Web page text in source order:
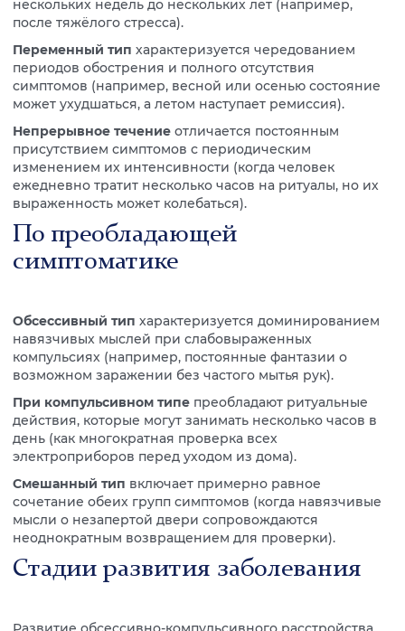
нескольких недель до нескольких лет (например,
после тяжёлого стресса).
Переменный тип характеризуется чередованием
периодов обострения и полного отсутствия
симптомов (например, весной или осенью состояние
может ухудшаться, а летом наступает ремиссия).
Непрерывное течение отличается постоянным
присутствием симптомов с периодическим
изменением их интенсивности (когда человек
ежедневно тратит несколько часов на ритуалы, но их
выраженность может колебаться).
По преобладающей
симптоматике
Обсессивный тип характеризуется доминированием
навязчивых мыслей при слабовыраженных
компульсиях (например, постоянные фантазии о
возможном заражении без частого мытья рук).
При компульсивном типе преобладают ритуальные
действия, которые могут занимать несколько часов в
день (как многократная проверка всех
электроприборов перед уходом из дома).
Смешанный тип включает примерно равное
сочетание обеих групп симптомов (когда навязчивые
мысли о незапертой двери сопровождаются
неоднократным возвращением для проверки).
Стадии развития заболевания